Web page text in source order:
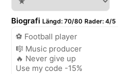
Biografi Längd: 70/80 Rader: 4/5